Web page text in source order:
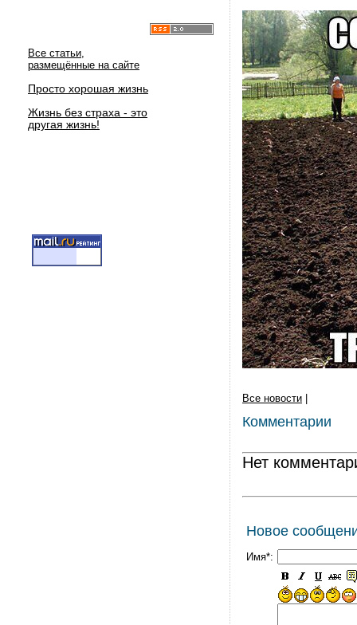
Все статьи,
размещённые на сайте
Просто хорошая жизнь
Жизнь без страха - это
другая жизнь!
Все новости
Комментарии
Нет
Новое
Имя*: